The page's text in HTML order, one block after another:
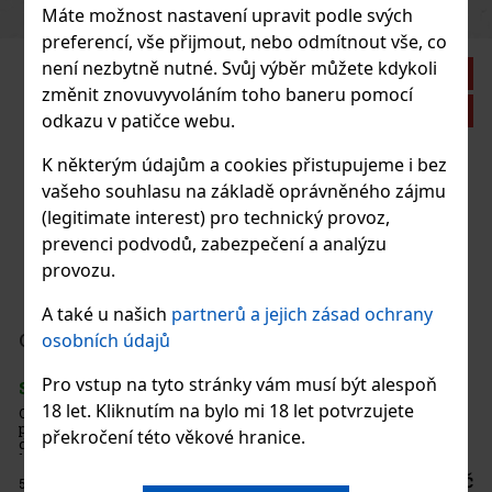
Máte možnost nastavení upravit podle svých
preferencí, vše přijmout, nebo odmítnout vše, co
není nezbytně nutné. Svůj výběr můžete kdykoli
změnit znovuvyvoláním toho baneru pomocí
odkazu v patičce webu.
K některým údajům a cookies přistupujeme i bez
vašeho souhlasu na základě oprávněného zájmu
(legitimate interest) pro technický provoz,
prevenci podvodů, zabezpečení a analýzu
provozu.
A také u našich partnerů a jejich zásad ochrany
osobních údajů
Pro vstup na tyto stránky vám musí být alespoň
18 let. Kliknutím na bylo mi 18 let potvrzujete
překročení této věkové hranice.
37 Kč
43%
Akce
Žvý